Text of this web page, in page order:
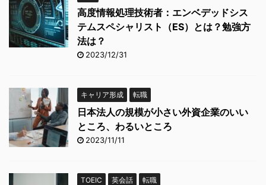
高度情報処理技術者：エンベデッドシス
テムスペシャリスト（ES）とは？勉強方
法は？
2023/12/31
キャリア形成 転職
日本法人の規模が小さい外資企業のいい
ところ、わるいところ
2023/11/11
TOEIC 英会話 転職